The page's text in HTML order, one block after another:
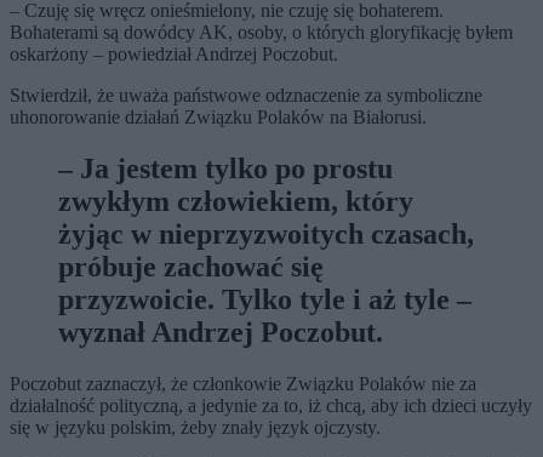
– Czuję się wręcz onieśmielony, nie czuję się bohaterem.
Bohaterami są dowódcy AK, osoby, o których gloryfikację byłem
oskarżony – powiedział Andrzej Poczobut.
Stwierdził, że uważa państwowe odznaczenie za symboliczne
uhonorowanie działań Związku Polaków na Białorusi.
– Ja jestem tylko po prostu
zwykłym człowiekiem, który
żyjąc w nieprzyzwoitych czasach,
próbuje zachować się
przyzwoicie. Tylko tyle i aż tyle –
wyznał Andrzej Poczobut.
Poczobut zaznaczył, że członkowie Związku Polaków nie za
działalność polityczną, a jedynie za to, iż chcą, aby ich dzieci uczyły
się w języku polskim, żeby znały język ojczysty.